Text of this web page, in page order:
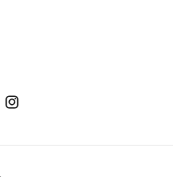
Instagram